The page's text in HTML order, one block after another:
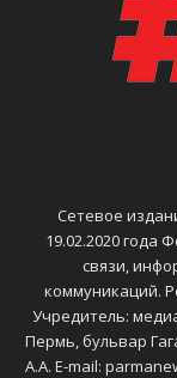
Сетевое
19.02.2020 года
связи,
коммуникаций.
Учредитель:
Пермь, бульвар
А.А. E-mail: